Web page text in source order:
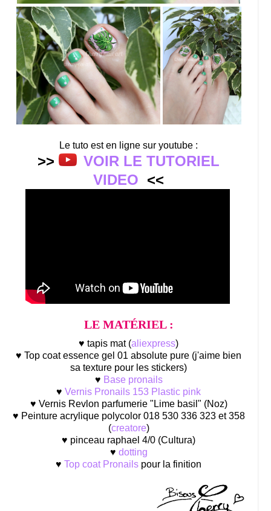
Le tuto est en ligne sur youtube :
>>
VOIR LE TUTORIEL
VIDEO <<
LE MATÉRIEL :
♥ tapis mat (aliexpress)
♥ Top coat essence gel 01 absolute pure (j'aime bien
sa texture pour les stickers)
♥ Base pronails
♥Vernis Pronails 153 Plastic pink
♥ Vernis Revlon parfumerie "Lime basil" (Noz)
♥ Peinture acrylique polycolor 018 530 336 323 et 358
(creatore)
♥ pinceau raphael 4/0 (Cultura)
♥ dotting
♥Top coat Pronails pour la finition